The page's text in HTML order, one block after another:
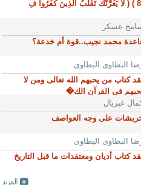
عسكر
محمد نجيب..قوة أم خدعة؟
البطاوى البطاوى
كتاب من يحبهم الله تعالى ومن لا
في القرآن الك�
غبريال
على وجه العواصف
البطاوى البطاوى
كتاب أديان ومعتقدات ما قبل التاريخ